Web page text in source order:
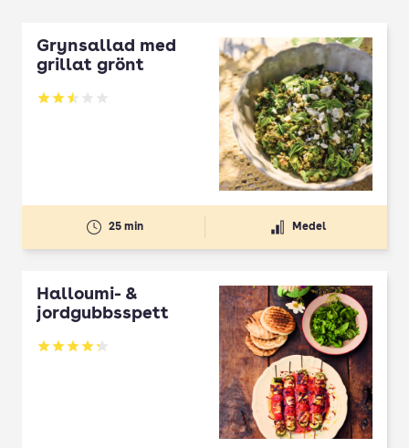
Grynsallad med
grillat grönt
Betyg: 2.5 av 5
25 min Medel
Halloumi- &
jordgubbsspett
Betyg: 4.3 av 5